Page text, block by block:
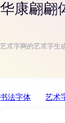
华康翩翩
艺朮字网的艺朮字生
书法字体 艺术